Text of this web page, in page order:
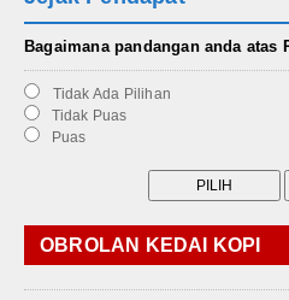
Bagaimana pandangan anda atas
Tidak Ada Pilihan
Tidak Puas
Puas
OBROLAN KEDAI KOPI